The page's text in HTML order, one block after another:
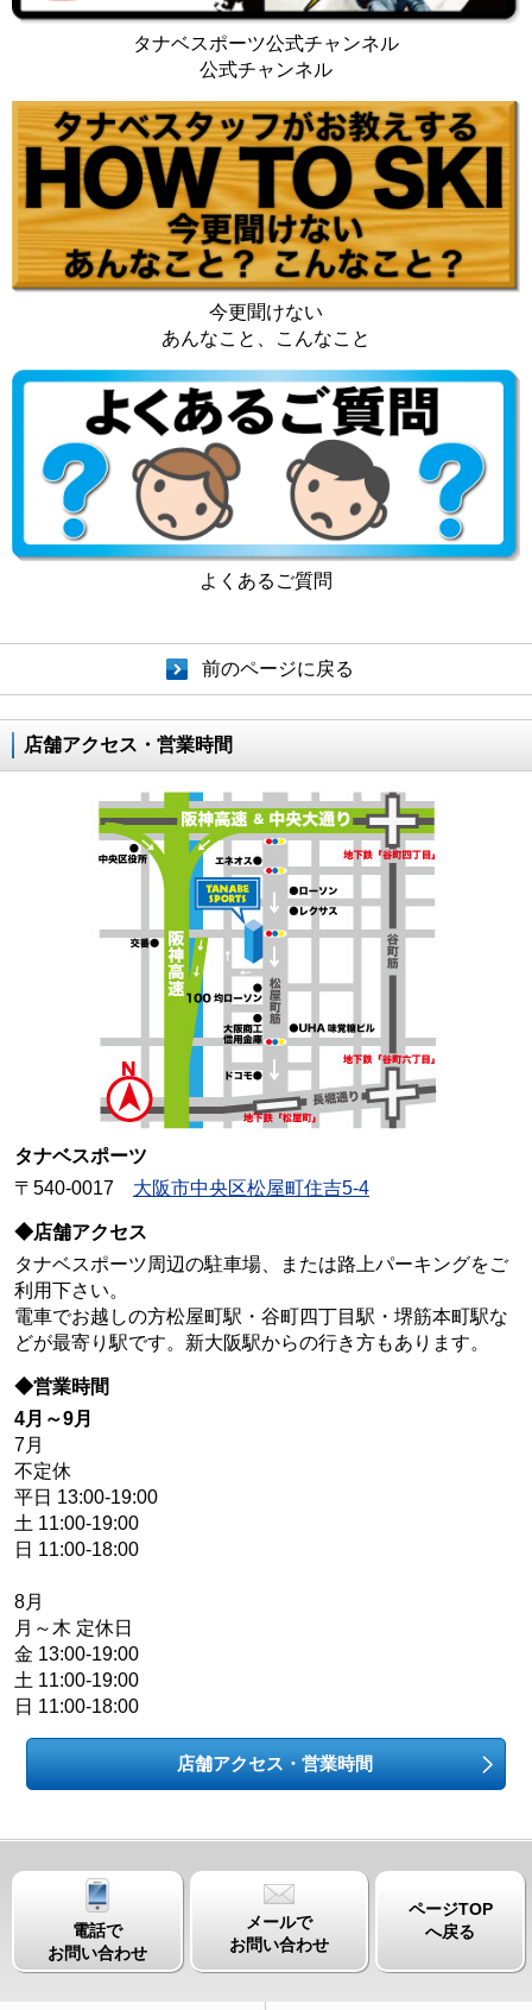
タナベスポーツ公式チャンネル
公式チャンネル
今更聞けない
あんなこと、こんなこと
よくあるご質問
前のページに戻る
店舗アクセス・営業時間
タナベスポーツ
〒540-0017 大阪市中央区松屋町住吉5-4
◆店舗アクセス
タナベスポーツ周辺の駐車場、または路上パーキングをご
利用下さい。
電車でお越しの方松屋町駅・谷町四丁目駅・堺筋本町駅な
どが最寄り駅です。新大阪駅からの行き方もあります。
◆営業時間
4月～9月
7月
不定休
平日 13:00-19:00
土 11:00-19:00
日 11:00-18:00
8月
月～木 定休日
金 13:00-19:00
土 11:00-19:00
日 11:00-18:00
店舗アクセス・営業時間
電話で
お問い合わせ
メールで
お問い合わせ
ページTOP
へ戻る